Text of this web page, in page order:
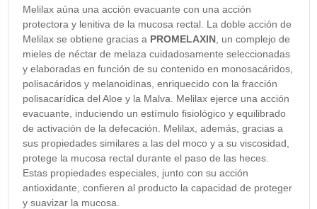
Melilax aúna una acción evacuante con una acción
protectora y lenitiva de la mucosa rectal. La doble acción de
Melilax se obtiene gracias a PROMELAXIN, un complejo de
mieles de néctar de melaza cuidadosamente seleccionadas
y elaboradas en función de su contenido en monosacáridos,
polisacáridos y melanoidinas, enriquecido con la fracción
polisacarídica del Aloe y la Malva. Melilax ejerce una acción
evacuante, induciendo un estímulo fisiológico y equilibrado
de activación de la defecación. Melilax, además, gracias a
sus propiedades similares a las del moco y a su viscosidad,
protege la mucosa rectal durante el paso de las heces.
Estas propiedades especiales, junto con su acción
antioxidante, confieren al producto la capacidad de proteger
y suavizar la mucosa.